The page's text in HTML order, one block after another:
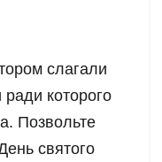
слагали
которого
Позвольте
святого